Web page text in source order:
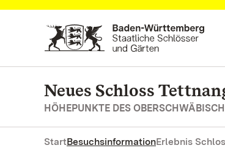
Zum Hauptinhalt springen
Neues Schloss
HÖHEPUNKTE DES
StartBesuchsinformationErlebnis